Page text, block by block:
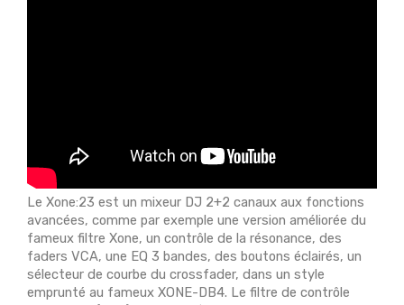
Le Xone:23 est un mixeur DJ 2+2 canaux aux fonctions
avancées, comme par exemple une version améliorée du
fameux filtre Xone, un contrôle de la résonance, des
faders VCA, une EQ 3 bandes, des boutons éclairés, un
sélecteur de courbe du crossfader, dans un style
emprunté au fameux XONE-DB4. Le filtre de contrôle